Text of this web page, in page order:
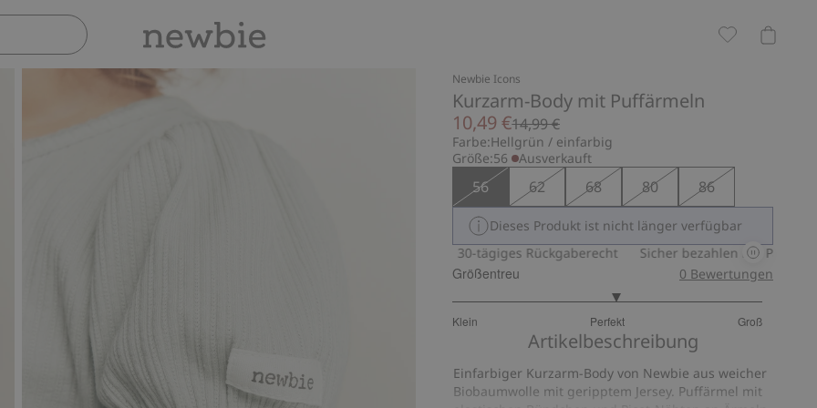
Newbie Icons
Kurzarm-Body mit Puffärmeln
10,49 €14,99 €
Farbe:Hellgrün / einfarbig
Größe:56 Ausverkauft
56 62 68 80 86
Dieses Produkt ist nicht länger verfügbar
30-tägiges Rückgaberecht Sicher bezahlen mit PayPal &
Größentreu
Klein Perfekt Groß
von
32
Bewertungen
0 Bewertungen
Artikelbeschreibung
Einfarbiger Kurzarm-Body von Newbie aus weicher
Biobaumwolle mit geripptem Jersey. Puffärmel mit